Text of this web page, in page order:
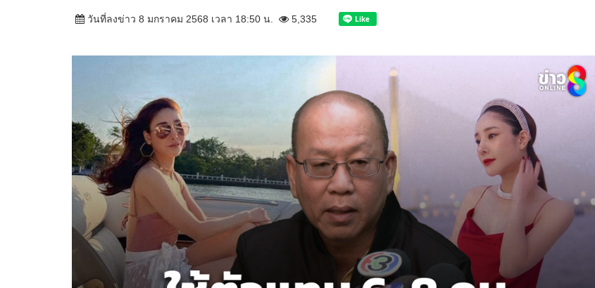
วันที่ลงข่าว 8 มกราคม 2568 เวลา 18:50 น. 5,335